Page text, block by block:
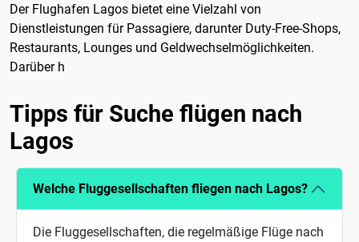
Der Flughafen Lagos bietet eine Vielzahl von
Dienstleistungen für Passagiere, darunter Duty-Free-Shops,
Restaurants, Lounges und Geldwechselmöglichkeiten.
Darüber h
Tipps für Suche flügen nach
Lagos
Welche Fluggesellschaften fliegen nach Lagos?
Die Fluggesellschaften, die regelmäßige Flüge nach